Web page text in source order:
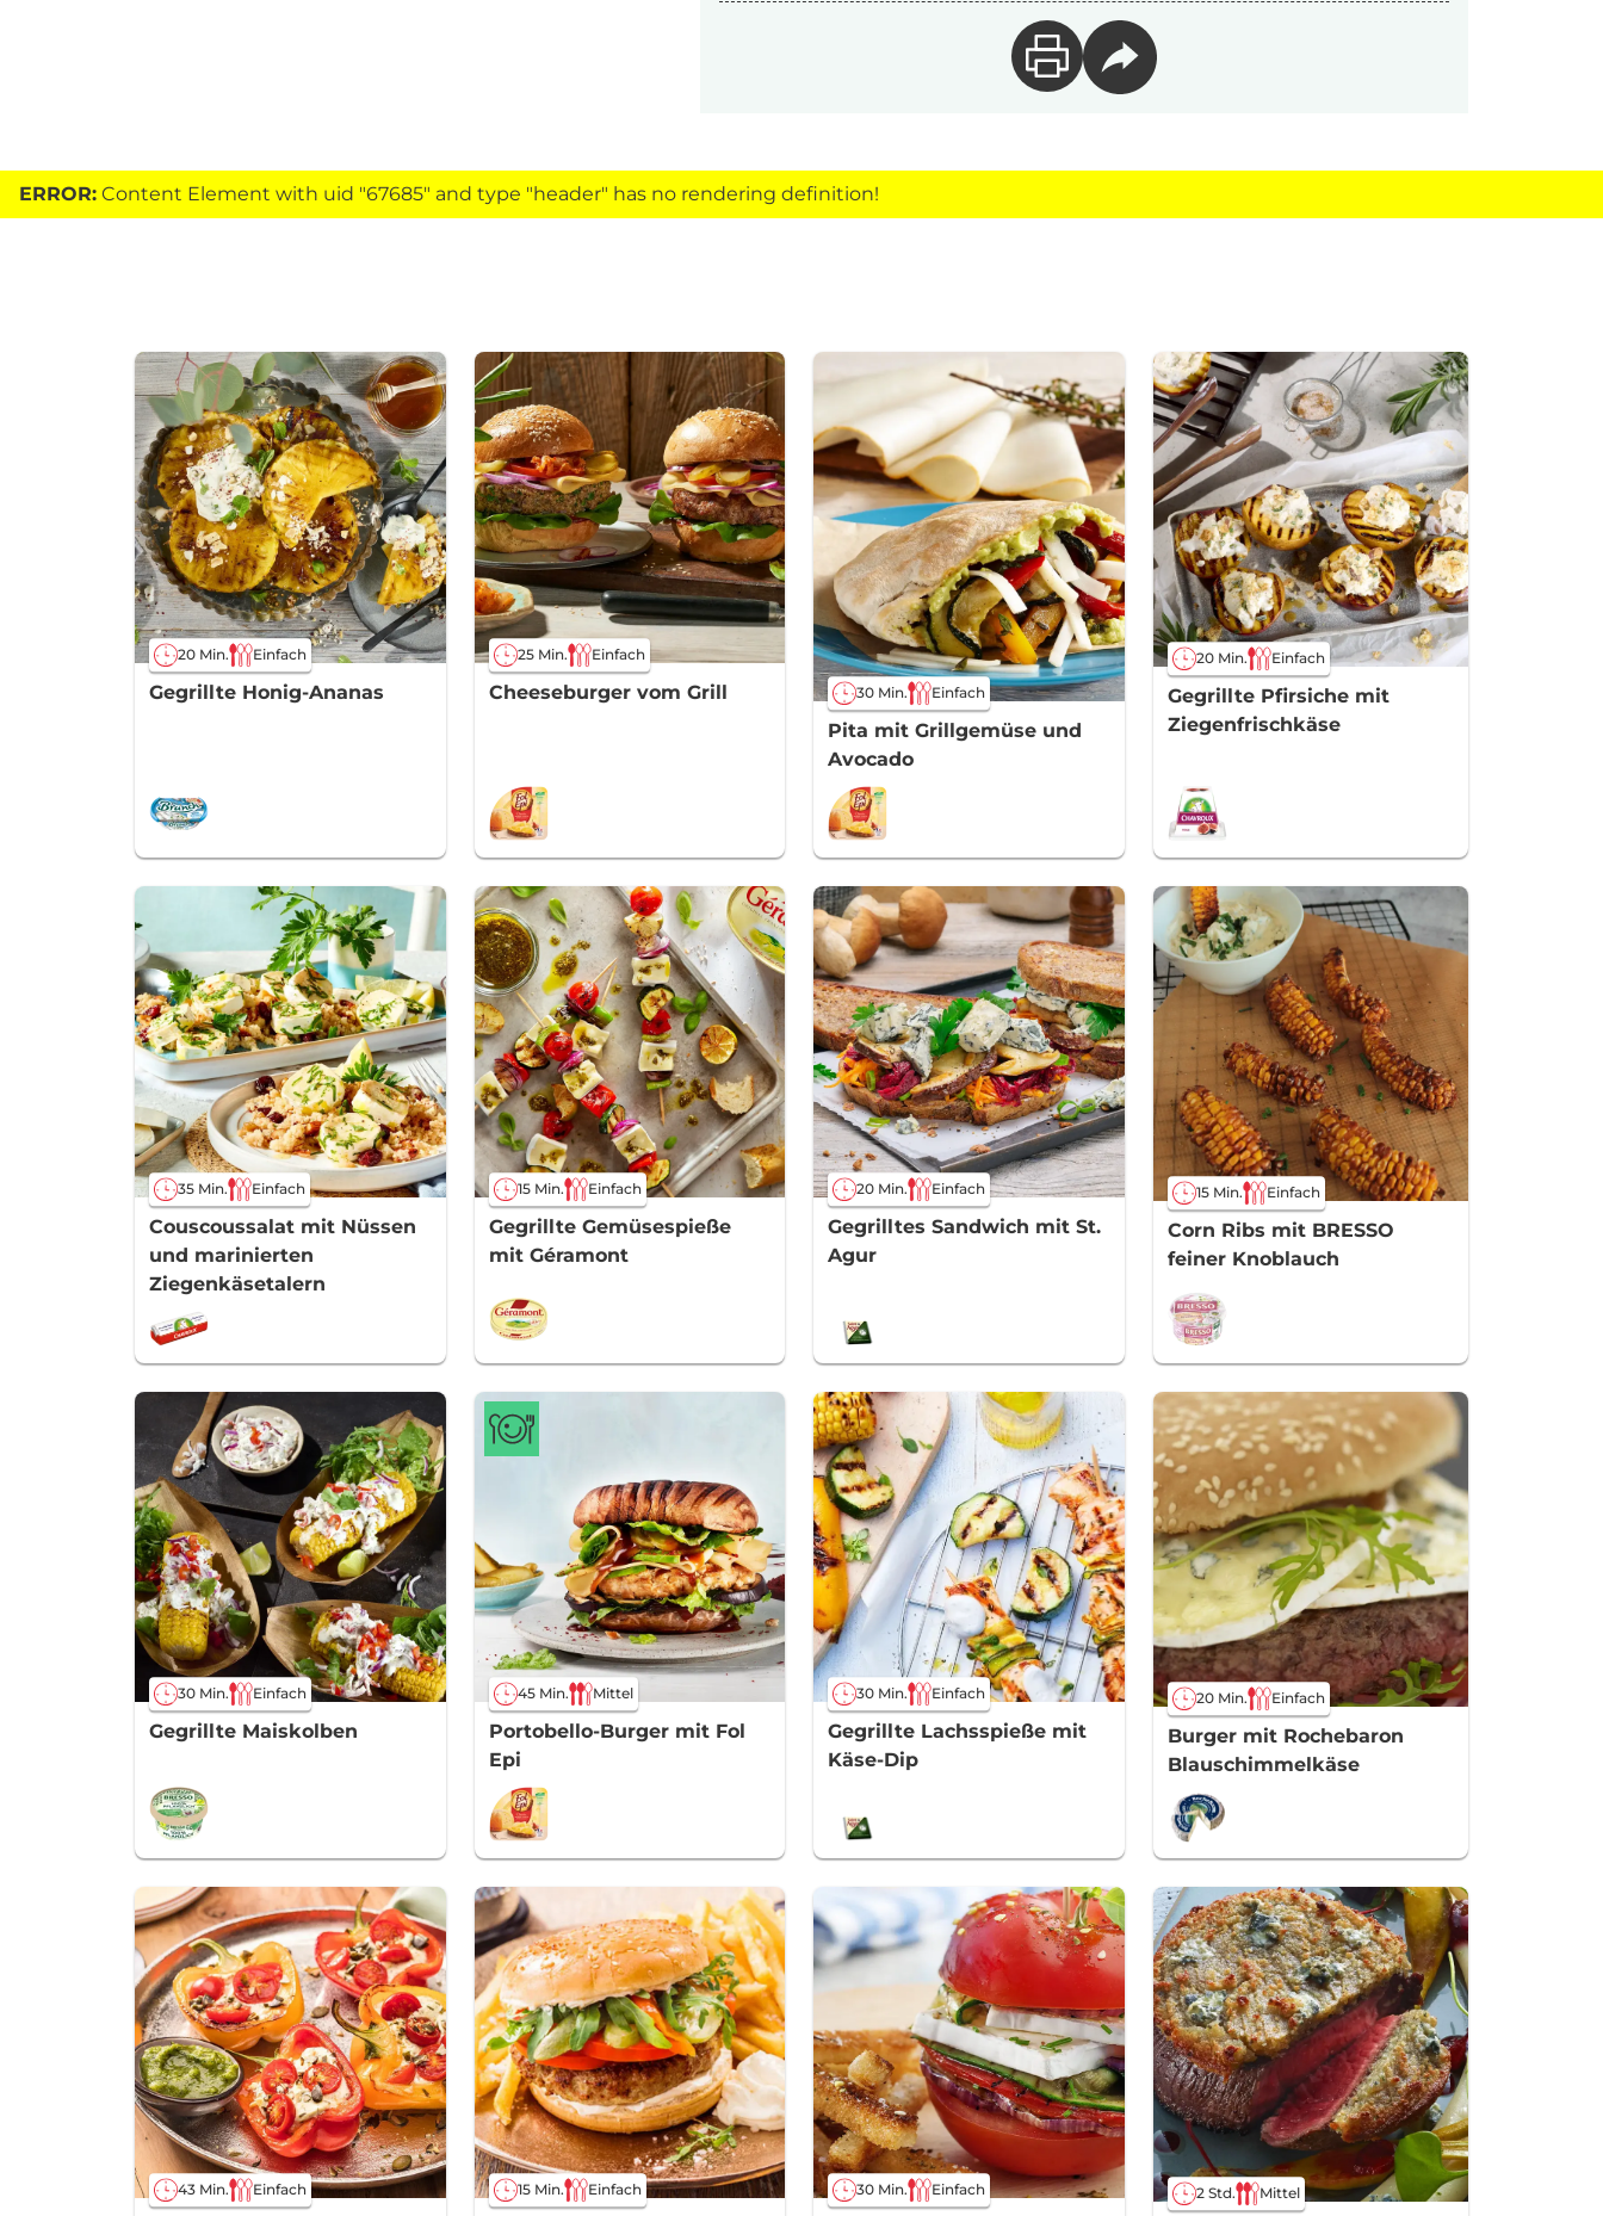
ERROR: Content Element with uid "67685" and type "header" has no rendering definition!
20 Min. Einfach
Gegrillte Honig-Ananas
25 Min. Einfach
Cheeseburger vom Grill 30 Min. Einfach
Pita mit Grillgemüse und
Avocado
20 Min. Einfach
Gegrillte Pfirsiche mit
Ziegenfrischkäse
35 Min. Einfach
Couscoussalat mit Nüssen
und marinierten
Ziegenkäsetalern
15 Min. Einfach
Gegrillte Gemüsespieße
mit Géramont
20 Min. Einfach
Gegrilltes Sandwich mit St.
Agur
15 Min. Einfach
Corn Ribs mit BRESSO
feiner Knoblauch
30 Min. Einfach
Gegrillte Maiskolben
45 Min. Mittel
Portobello-Burger mit Fol
Epi
30 Min. Einfach
Gegrillte Lachsspieße mit
Käse-Dip
20 Min. Einfach
Burger mit Rochebaron
Blauschimmelkäse
43 Min. Einfach 15 Min. Einfach 30 Min. Einfach 2 Std. Mittel